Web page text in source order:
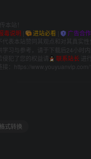
本站！
毒说明 | 进站必看 | 广告合作
表本站赞同其观点和对其真实性
习与参考，请于下载后24小时内
犯了您的权益请 联系站长 进
： https://www.youyuanvip.com/
式转换